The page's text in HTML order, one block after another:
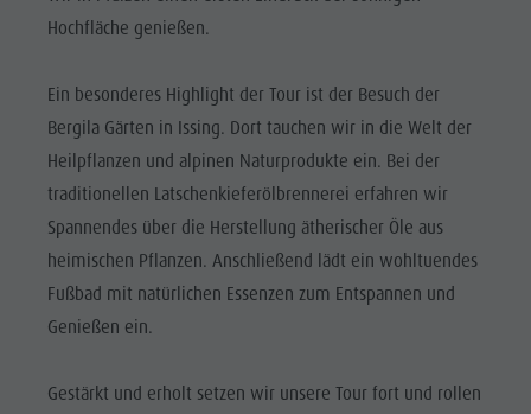
ORTE &
UMGEBUNG
TRADITION &
HANDWERK
HIGHLIGHT
EVENTS
Info A-Z
Rafting & Canyoning
Tennis
Schwimmen
Tourenübersicht
Newsletter
Katalogservice
Ortstaxe
Urlaub mit Hund
Pilze sammeln
Kronplatz Doctor Service
FAQ
Hochfläche genießen.
Ein besonderes Highlight der Tour ist der Besuch der
Bergila Gärten in Issing. Dort tauchen wir in die Welt der
Heilpflanzen und alpinen Naturprodukte ein. Bei der
traditionellen Latschenkieferölbrennerei erfahren wir
Spannendes über die Herstellung ätherischer Öle aus
heimischen Pflanzen. Anschließend lädt ein wohltuendes
Fußbad mit natürlichen Essenzen zum Entspannen und
Genießen ein.
Gestärkt und erholt setzen wir unsere Tour fort und rollen